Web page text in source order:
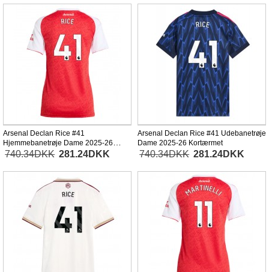
Arsenal Declan Rice #41
Hjemmebanetrøje Dame 2025-26
Kortærmet
740.34DKK 281.24DKK
Arsenal Declan Rice #41 Udebanetrøje
Dame 2025-26 Kortærmet
740.34DKK 281.24DKK